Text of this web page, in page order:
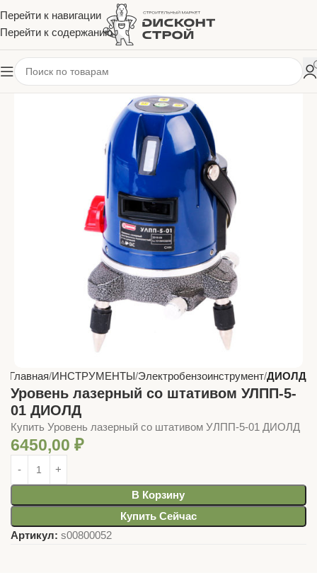
Перейти к навигации
Перейти к содержанию
Главная ИНСТРУМЕНТЫ Электробензоинструмент ДИОЛД
Уровень лазерный со штативом УЛПП-5-
01 ДИОЛД
Купить Уровень лазерный со штативом УЛПП-5-01 ДИОЛД
6450,00 ₽
В Корзину
Купить Сейчас
Артикул: s00800052